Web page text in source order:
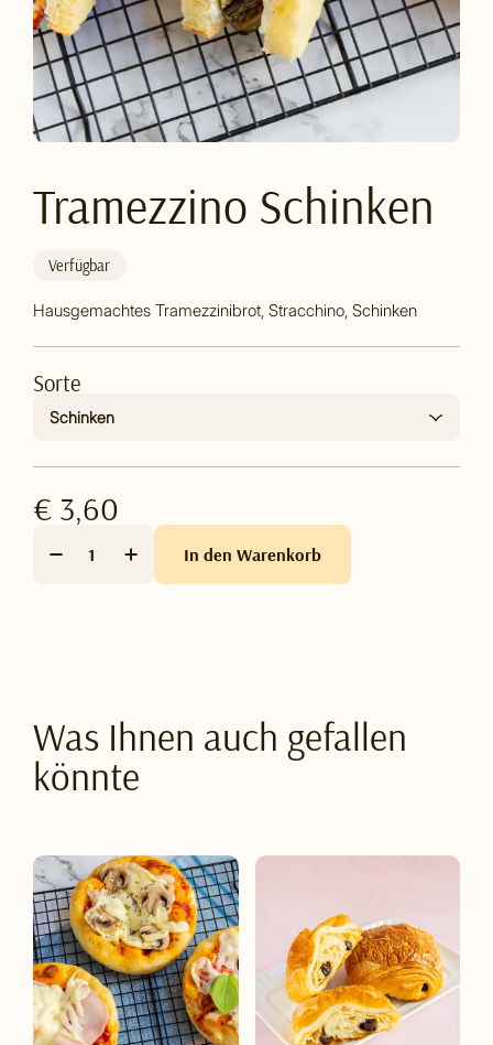
Tramezzino Schinken
Verfügbar
Hausgemachtes Tramezzinibrot, Stracchino, Schinken
Sorte
Schinken
€ 3,60
In den Warenkorb
Was Ihnen auch gefallen
könnte